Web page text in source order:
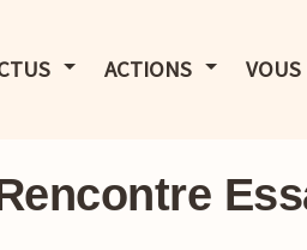
LE MENU
AFFICHER LE MENU
ACTIONS AFFICHER
VOUS